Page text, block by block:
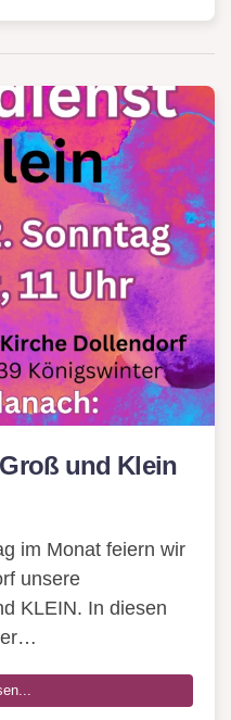
und Klein
im Monat feiern wir
unsere
KLEIN. In diesen